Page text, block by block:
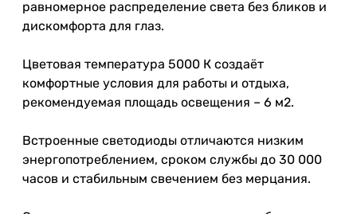
равномерное распределение света без бликов и
дискомфорта для глаз.
Цветовая температура 5000 К создаёт
комфортные условия для работы и отдыха,
рекомендуемая площадь освещения – 6 м2.
Встроенные светодиоды отличаются низким
энергопотреблением, сроком службы до 30 000
часов и стабильным свечением без мерцания.